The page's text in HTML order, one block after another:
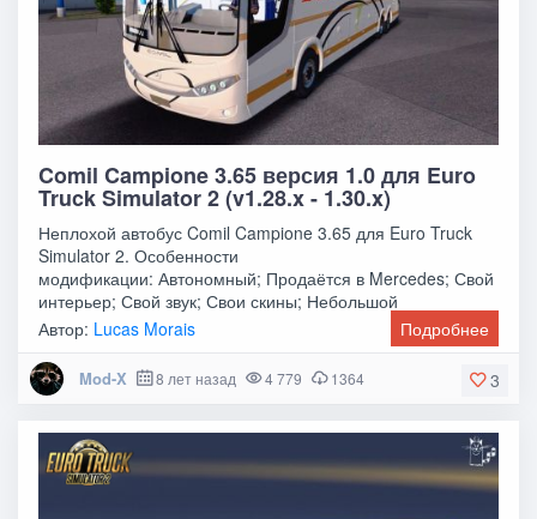
Comil Campione 3.65 версия 1.0 для Euro
Truck Simulator 2 (v1.28.x - 1.30.x)
Неплохой автобус Comil Campione 3.65 для Euro Truck
Simulator 2. Особенности
модификации: Автономный; Продаётся в Mercedes; Свой
интерьер; Свой звук; Свои скины; Небольшой
тюнинг.Можно использовать
Автор: Lucas Morais Подробнее
3
Mod-X 8 лет назад 4 779 1364